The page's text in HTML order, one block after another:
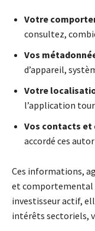
Votre
consultez,
Vos
d’appareil,
Votre
l’application
Vos contacts et
accordé ces
Ces informations,
et comportemental
investisseur actif,
intérêts sectoriels,